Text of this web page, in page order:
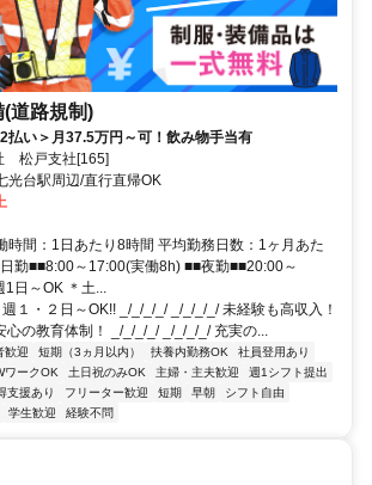
道路規制)
払い＞月37.5万円～可！飲み物手当有
松戸支社[165]
光台駅周辺/直行直帰OK
時間：1日あたり8時間 平均勤務日数：1ヶ月あた
勤■■8:00～17:00(実働8h) ■■夜勤■■20:00～
日～OK ＊土...
１・２日～OK!! _/_/_/_/ _/_/_/_/ 未経験も高収入！
心の教育体制！ _/_/_/_/ _/_/_/_/ 充実の...
歓迎 短期（3ヵ月以内） 扶養内勤務OK
社員登用あり
ワークOK 土日祝のみOK 主婦・主夫歓迎
週1シフト提出
支援あり フリーター歓迎 短期 早朝
シフト自由
学生歓迎 経験不問